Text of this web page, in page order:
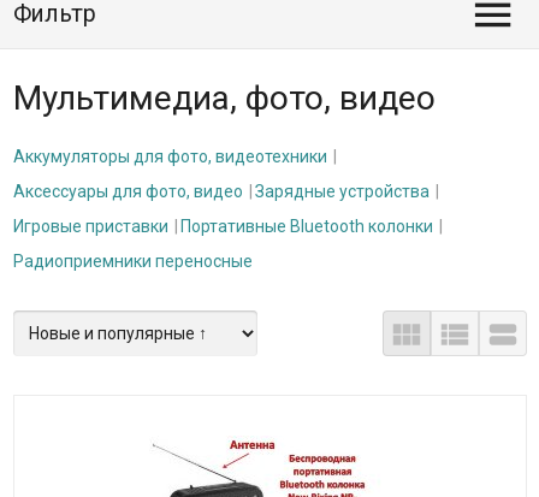
Фильтр 
Мультимедиа, фото, видео
Аккумуляторы для фото, видеотехники
Аксессуары для фото, видео
Зарядные устройства
Игровые приставки
Портативные Bluetooth колонки
Радиоприемники переносные
  